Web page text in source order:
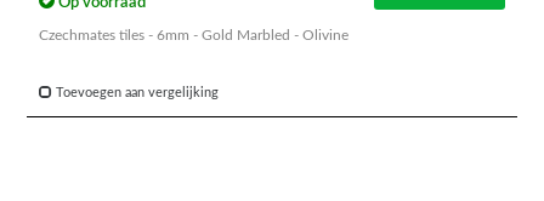
Czechmates tiles - 6mm - Gold Marbled - Olivine
Toevoegen aan vergelijking